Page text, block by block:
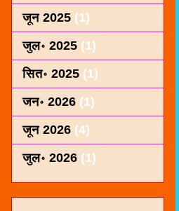
जून 2025 (1)
जुल॰ 2025 (1)
सित॰ 2025 (1)
जन॰ 2026 (1)
जून 2026 (4)
जुल॰ 2026 (1)